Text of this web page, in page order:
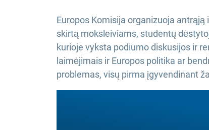
Europos Komisija organizuoja
skirtą moksleiviams, studentų
kurioje vyksta podiumo diskusijos ir
laimėjimais ir Europos politika ar
problemas, visų pirma įgyvendinant